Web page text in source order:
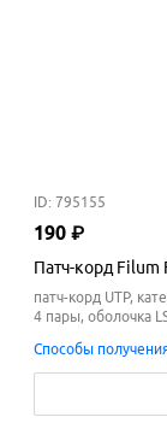
ID: 795155
190 ₽
Патч-корд Filum
патч-корд UTP,
4 пары, оболочка
Способы